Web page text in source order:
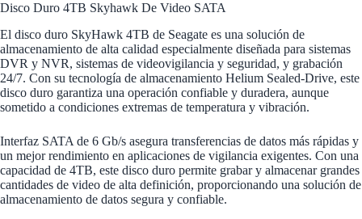
Disco Duro 4TB Skyhawk De Video SATA
El disco duro SkyHawk 4TB de Seagate es una solución de
almacenamiento de alta calidad especialmente diseñada para sistemas
DVR y NVR, sistemas de videovigilancia y seguridad, y grabación
24/7. Con su tecnología de almacenamiento Helium Sealed-Drive, este
disco duro garantiza una operación confiable y duradera, aunque
sometido a condiciones extremas de temperatura y vibración.
Interfaz SATA de 6 Gb/s asegura transferencias de datos más rápidas y
un mejor rendimiento en aplicaciones de vigilancia exigentes. Con una
capacidad de 4TB, este disco duro permite grabar y almacenar grandes
cantidades de video de alta definición, proporcionando una solución de
almacenamiento de datos segura y confiable.